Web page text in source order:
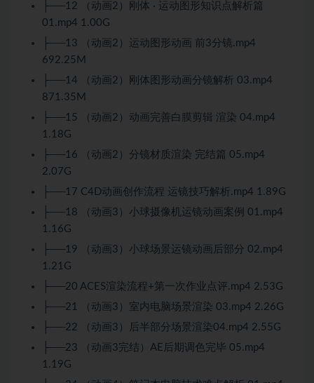
├──12 （动画2）刚体 · 运动图形知识点解析篇
01.mp4 1.00G
├──13 （动画2）运动图形动画 前3分镜.mp4
692.25M
├──14 （动画2）刚体图形动画分镜解析 03.mp4
871.35M
├──15 （动画2）动画完善白膜剪辑 渲染 04.mp4
1.18G
├──16 （动画2）分镜材质渲染 完结篇 05.mp4
2.07G
├──17 C4D动画创作流程 运镜技巧解析.mp4 1.89G
├──18 （动画3）小球摄像机运镜动画案例 01.mp4
1.16G
├──19 （动画3）小球场景运镜动画后部分 02.mp4
1.21G
├──20 ACES渲染流程+第一次作业点评.mp4 2.53G
├──21 （动画3）室内电脑场景渲染 03.mp4 2.26G
├──22 （动画3）后半部分场景渲染04.mp4 2.55G
├──23 （动画3完结）AE后期调色完毕 05.mp4
1.19G